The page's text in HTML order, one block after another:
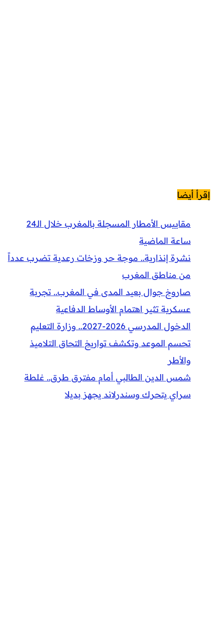
إقرأ أيضا
مقاييس الأمطار المسجلة بالمغرب خلال الـ24
ساعة الماضية
نشرة إنذارية.. موجة حر وزخات رعدية تضرب عدداً
من مناطق المغرب
صاروخ جوال بعيد المدى في المغرب.. تجربة
عسكرية تثير اهتمام الأوساط الدفاعية
الدخول المدرسي 2026-2027.. وزارة التعليم
تحسم الموعد وتكشف تواريخ التحاق التلاميذ
والأطر
شمس الدين الطالبي أمام مفترق طرق.. غلطة
سراي يتحرك وسندرلاند يجهز بديلا